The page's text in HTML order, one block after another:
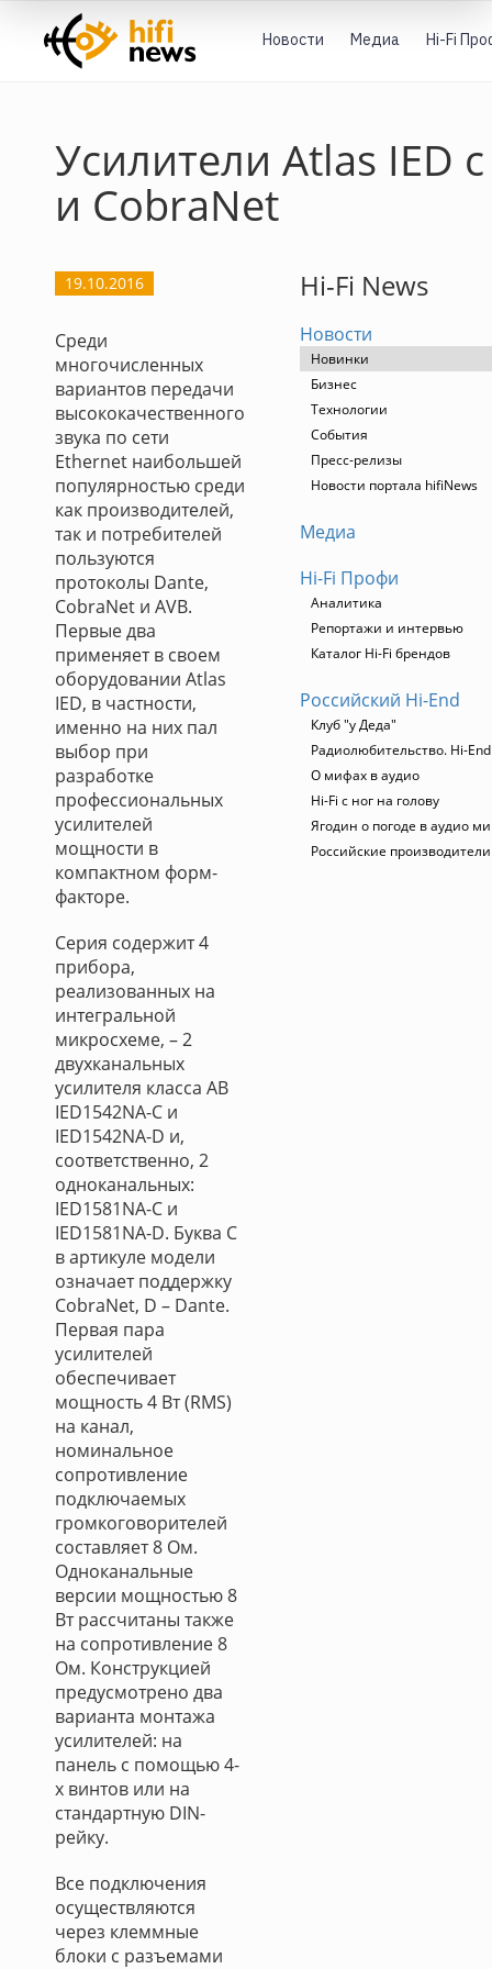
Новости Медиа Hi-Fi
Усилители Atlas IED
и CobraNet
19.10.2016
Среди
многочисленных
вариантов передачи
высококачественного
звука по сети
Ethernet наибольшей
популярностью среди
как производителей,
так и потребителей
пользуются
протоколы Dante,
CobraNet и AVB.
Первые два
применяет в своем
оборудовании Atlas
IED, в частности,
именно на них пал
выбор при
разработке
профессиональных
усилителей
мощности в
компактном форм-
факторе.
Серия содержит 4
прибора,
реализованных на
интегральной
микросхеме, – 2
двухканальных
усилителя класса АВ
IED1542NA-C и
IED1542NA-D и,
соответственно, 2
одноканальных:
IED1581NA-C и
IED1581NA-D. Буква C
в артикуле модели
означает поддержку
CobraNet, D – Dante.
Первая пара
усилителей
обеспечивает
мощность 4 Вт (RMS)
на канал,
номинальное
сопротивление
подключаемых
громкоговорителей
составляет 8 Ом.
Одноканальные
версии мощностью 8
Вт рассчитаны также
на сопротивление 8
Ом. Конструкцией
предусмотрено два
варианта монтажа
усилителей: на
панель с помощью 4-
х винтов или на
стандартную DIN-
рейку.
Все подключения
осуществляются
через клеммные
блоки с разъемами
Hi-Fi News
Новости
Новинки
Бизнес
Технологии
События
Пресс-релизы
Новости портала hifiNews
Медиа
Hi-Fi Профи
Аналитика
Репортажи и интервью
Каталог Hi-Fi брендов
Российский Hi-End
Клуб "у Деда"
Радиолюбительство. Hi-
О мифах в аудио
Hi-Fi с ног на голову
Ягодин о погоде в аудио
Российские производители